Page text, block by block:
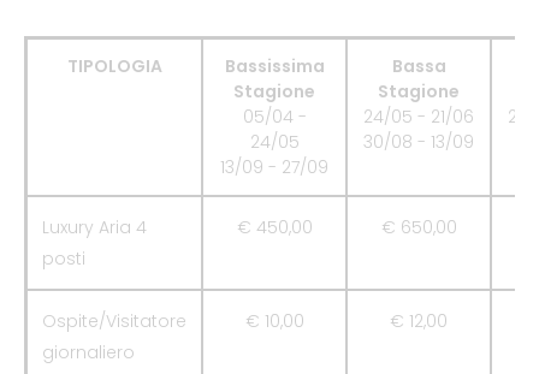
TIPOLOGIA
Bassissima
Stagione
05/04 -
24/05
13/09 - 27/09
Bassa
Stagione
24/05 - 21/06
30/08 - 13/09
Luxury Aria 4
posti
€ 450,00 € 650,00
Ospite/Visitatore
giornaliero
€ 10,00 € 12,00